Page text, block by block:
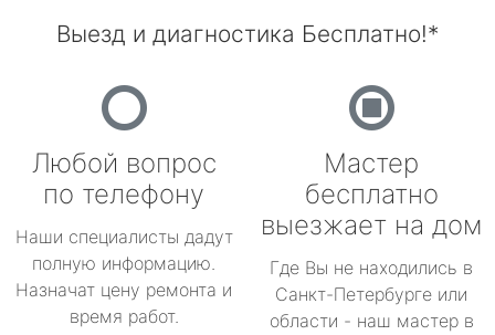
Выезд и диагностика Бесплатно!*
Любой вопрос
по телефону
Наши специалисты дадут
полную информацию.
Назначат цену ремонта и
время работ.
Мастер
бесплатно
выезжает на дом
Где Вы не находились в
Санкт-Петербурге или
области - наш мастер в